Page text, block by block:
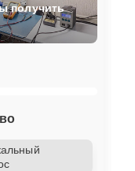
получить